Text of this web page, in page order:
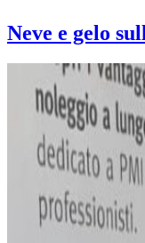
Neve e gelo